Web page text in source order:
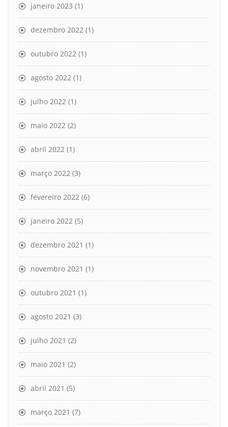
janeiro 2023 (1)
dezembro 2022 (1)
outubro 2022 (1)
agosto 2022 (1)
julho 2022 (1)
maio 2022 (2)
abril 2022 (1)
março 2022 (3)
fevereiro 2022 (6)
janeiro 2022 (5)
dezembro 2021 (1)
novembro 2021 (1)
outubro 2021 (1)
agosto 2021 (3)
julho 2021 (2)
maio 2021 (2)
abril 2021 (5)
março 2021 (7)